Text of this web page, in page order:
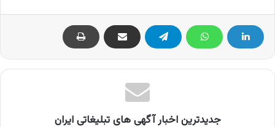
جدیدترین اخبار آگهی های تبلیغاتی ایران